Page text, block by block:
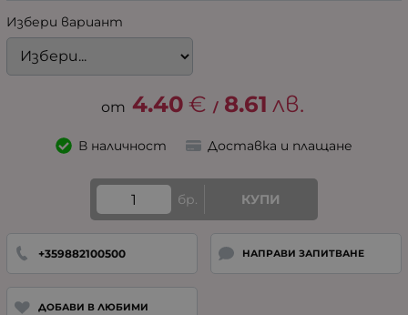
Избери вариант
4.40 € / 8.61 лв.
В наличност Доставка и плащане
бр. КУПИ
+359882100500 НАПРАВИ ЗАПИТВАНЕ
ДОБАВИ В ЛЮБИМИ